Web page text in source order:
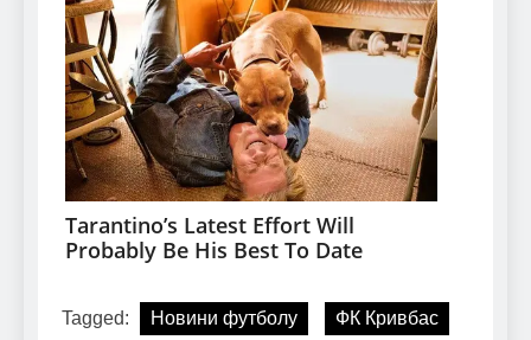
Tagged: Новини футболу ФК Кривбас